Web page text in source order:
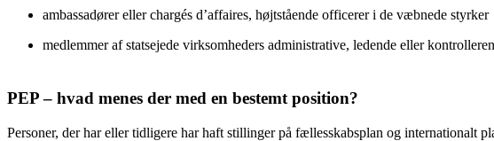
ambassadører eller chargés d’affaires, højtstående officerer i de væbnede styrker
medlemmer af statsejede virksomheders administrative, ledende eller
PEP – hvad menes der med en bestemt position?
Personer, der har eller tidligere har haft stillinger på fællesskabsplan og internationalt